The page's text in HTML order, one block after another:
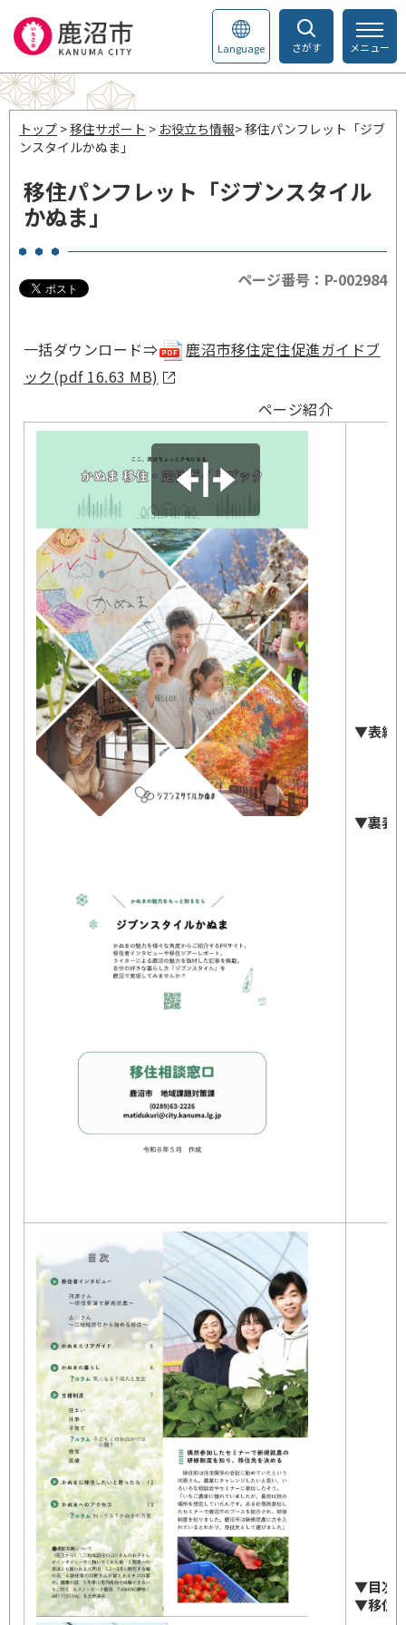
さがす
Language メニュー
トップ >移住サポート > お役立ち情報> 移住パンフレット「ジブ
ンスタイルかぬま」
移住パンフレット「ジブンスタイル
かぬま」
ページ番号：P-002984
一括ダウンロード⇒
鹿沼市移住定住促進ガイドブ
ック(pdf 16.63 MB)
ページ紹介
▼表紙
▼裏表
▼目次
▼移住